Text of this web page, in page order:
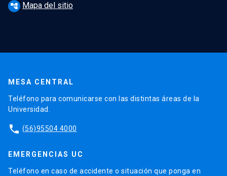
account_tree Mapa del sitio
MESA CENTRAL
Teléfono para comunicarse con las distintas áreas de la
Universidad.
phone (56)95504 4000
EMERGENCIAS UC
Teléfono en caso de accidente o situación que ponga en